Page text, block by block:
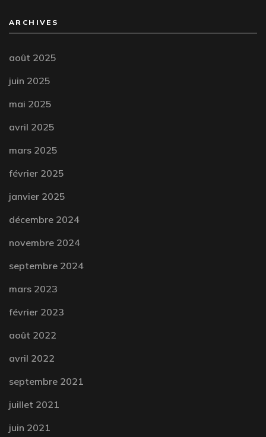
ARCHIVES
août 2025
juin 2025
mai 2025
avril 2025
mars 2025
février 2025
janvier 2025
décembre 2024
novembre 2024
septembre 2024
mars 2023
février 2023
août 2022
avril 2022
septembre 2021
juillet 2021
juin 2021